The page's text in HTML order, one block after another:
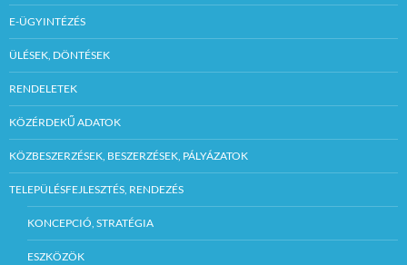
E-ÜGYINTÉZÉS
ÜLÉSEK, DÖNTÉSEK
RENDELETEK
KÖZÉRDEKŰ ADATOK
KÖZBESZERZÉSEK, BESZERZÉSEK, PÁLYÁZATOK
TELEPÜLÉSFEJLESZTÉS, RENDEZÉS
KONCEPCIÓ, STRATÉGIA
ESZKÖZÖK